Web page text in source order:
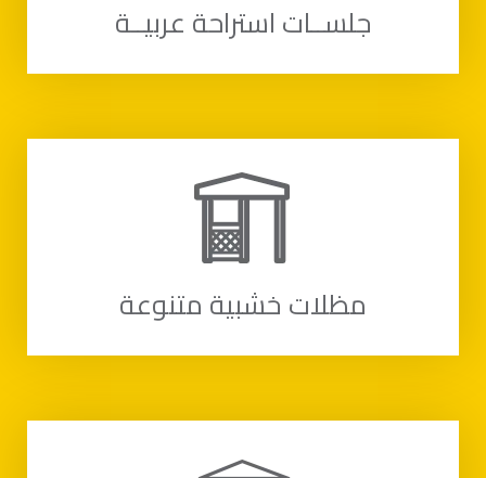
جلســات استراحة عربيــة
مظلات خشبية متنوعة